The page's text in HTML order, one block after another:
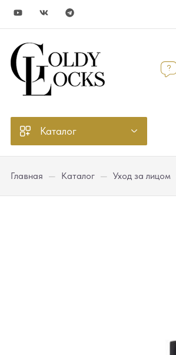
Каталог
Главная — Каталог — Уход за лицом